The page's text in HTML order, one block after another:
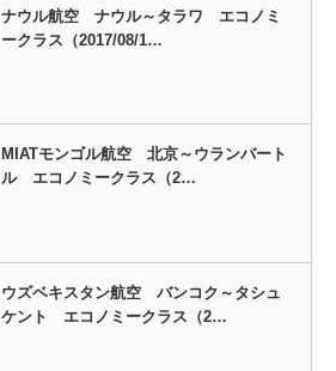
ナウル航空 ナウル～タラワ エコノミ
ークラス（2017/08/1…
MIATモンゴル航空 北京～ウランバート
ル エコノミークラス（2…
ウズベキスタン航空 バンコク～タシュ
ケント エコノミークラス（2…